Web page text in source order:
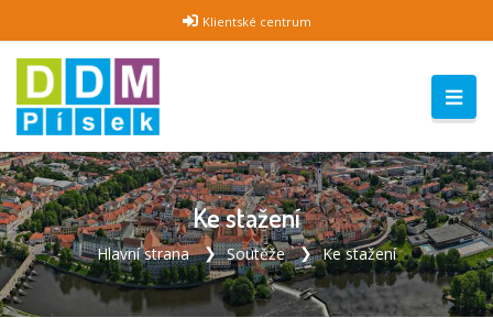
Klientské centrum
Ke stažení
Hlavní strana Soutěže Ke stažení